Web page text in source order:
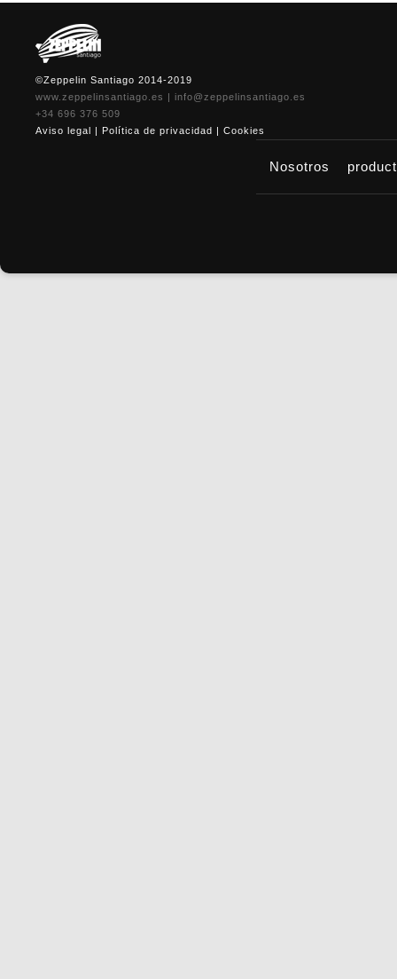
©Zeppelin Santiago 2014-2019
www.zeppelinsantiago.es | info@zeppelinsantiago.es
+34 696 376 509
Aviso legal | Política de privacidad | Cookies
Nosotros